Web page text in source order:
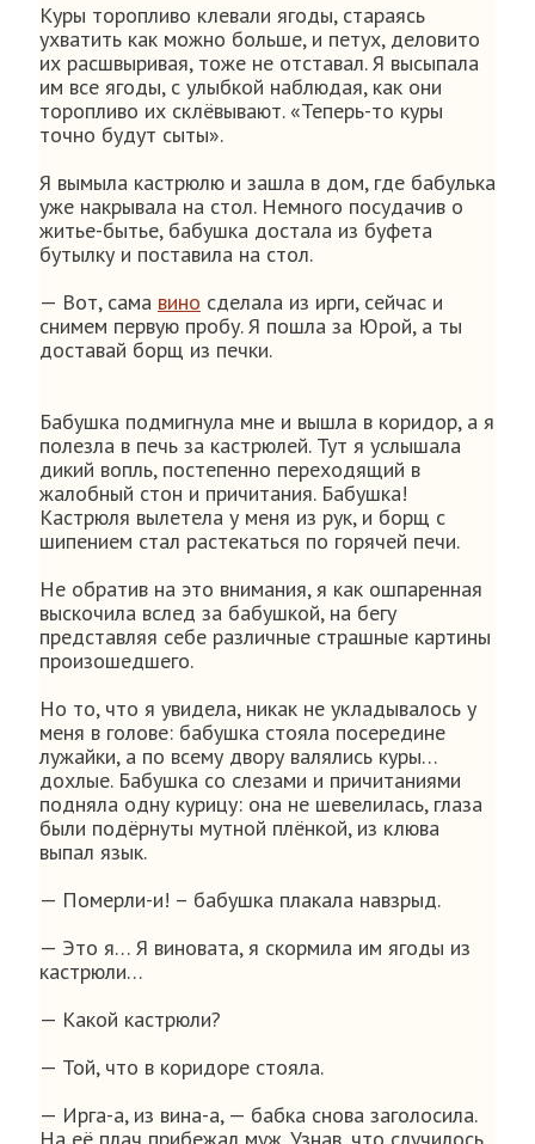
Куры торопливо клевали ягоды, стараясь
ухватить как можно больше, и петух, деловито
их расшвыривая, тоже не отставал. Я высыпала
им все ягоды, с улыбкой наблюдая, как они
торопливо их склёвывают. «Теперь-то куры
точно будут сыты».
Я вымыла кастрюлю и зашла в дом, где бабулька
уже накрывала на стол. Немного посудачив о
житье-бытье, бабушка достала из буфета
бутылку и поставила на стол.
— Вот, сама вино сделала из ирги, сейчас и
снимем первую пробу. Я пошла за Юрой, а ты
доставай борщ из печки.
Бабушка подмигнула мне и вышла в коридор, а я
полезла в печь за кастрюлей. Тут я услышала
дикий вопль, постепенно переходящий в
жалобный стон и причитания. Бабушка!
Кастрюля вылетела у меня из рук, и борщ с
шипением стал растекаться по горячей печи.
Не обратив на это внимания, я как ошпаренная
выскочила вслед за бабушкой, на бегу
представляя себе различные страшные картины
произошедшего.
Но то, что я увидела, никак не укладывалось у
меня в голове: бабушка стояла посередине
лужайки, а по всему двору валялись куры…
дохлые. Бабушка со слезами и причитаниями
подняла одну курицу: она не шевелилась, глаза
были подёрнуты мутной плёнкой, из клюва
выпал язык.
— Померли-и! – бабушка плакала навзрыд.
— Это я… Я виновата, я скормила им ягоды из
кастрюли…
— Какой кастрюли?
— Той, что в коридоре стояла.
— Ирга-а, из вина-а, — бабка снова заголосила.